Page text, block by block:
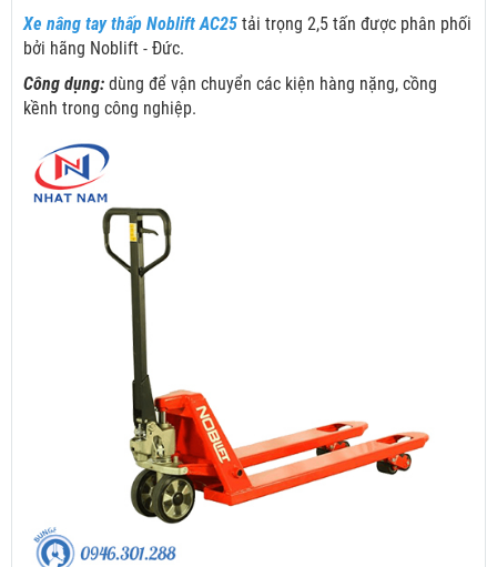
Xe nâng tay thấp Noblift AC25 tải trọng 2,5 tấn được phân phối
bởi hãng Noblift - Đức.
Công dụng: dùng để vận chuyển các kiện hàng nặng, cồng
kềnh trong công nghiệp.